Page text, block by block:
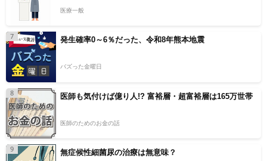
医療一般
7 発生確率0～6％だった、令和8年熊本地震
バズった金曜日
8 医師も気付けば億り人!? 富裕層・超富裕層は165万世帯
医師のためのお金の話
9 無症候性細菌尿の治療は無意味？